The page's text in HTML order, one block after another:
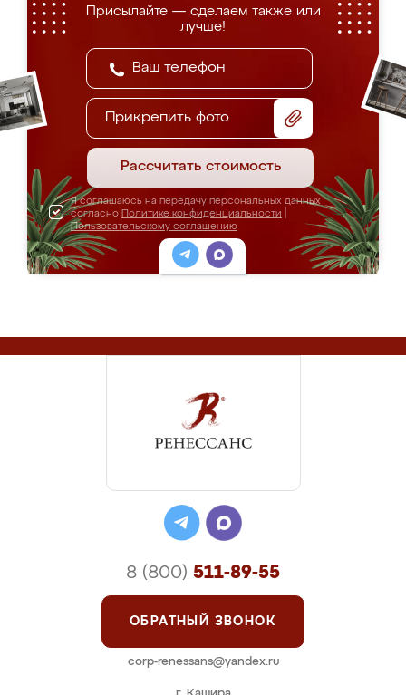
Присылайте — сделаем также или
лучше!
Прикрепить фото
Рассчитать стоимость
Я соглашаюсь на передачу персональных данных
согласно Политике конфиденциальности
Пользовательскому соглашению
8 (800) 511-89-55
ОБРАТНЫЙ ЗВОНОК
corp-renessans@yandex.ru